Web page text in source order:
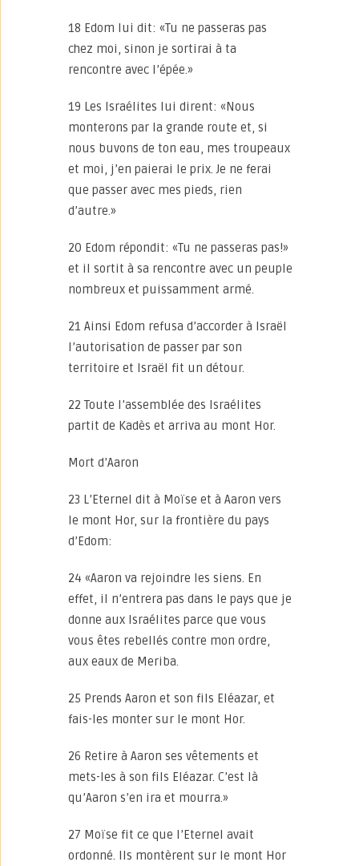
18 Edom lui dit: «Tu ne passeras pas
chez moi, sinon je sortirai à ta
rencontre avec l’épée.»
19 Les Israélites lui dirent: «Nous
monterons par la grande route et, si
nous buvons de ton eau, mes troupeaux
et moi, j’en paierai le prix. Je ne ferai
que passer avec mes pieds, rien
d’autre.»
20 Edom répondit: «Tu ne passeras pas!»
et il sortit à sa rencontre avec un peuple
nombreux et puissamment armé.
21 Ainsi Edom refusa d’accorder à Israël
l’autorisation de passer par son
territoire et Israël fit un détour.
22 Toute l’assemblée des Israélites
partit de Kadès et arriva au mont Hor.
Mort d’Aaron
23 L’Eternel dit à Moïse et à Aaron vers
le mont Hor, sur la frontière du pays
d’Edom:
24 «Aaron va rejoindre les siens. En
effet, il n’entrera pas dans le pays que je
donne aux Israélites parce que vous
vous êtes rebellés contre mon ordre,
aux eaux de Meriba.
25 Prends Aaron et son fils Eléazar, et
fais-les monter sur le mont Hor.
26 Retire à Aaron ses vêtements et
mets-les à son fils Eléazar. C’est là
qu’Aaron s’en ira et mourra.»
27 Moïse fit ce que l’Eternel avait
ordonné. Ils montèrent sur le mont Hor